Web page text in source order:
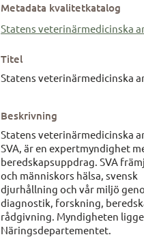
Metadata kvalitetkatalog
Statens veterinärmedicinska
Titel
Statens veterinärmedicinska
Beskrivning
Statens veterinärmedicinska
SVA, är en expertmyndighet
beredskapsuppdrag. SVA
och människors hälsa, svensk
djurhållning och vår miljö
diagnostik, forskning,
rådgivning. Myndigheten
Näringsdepartementet.